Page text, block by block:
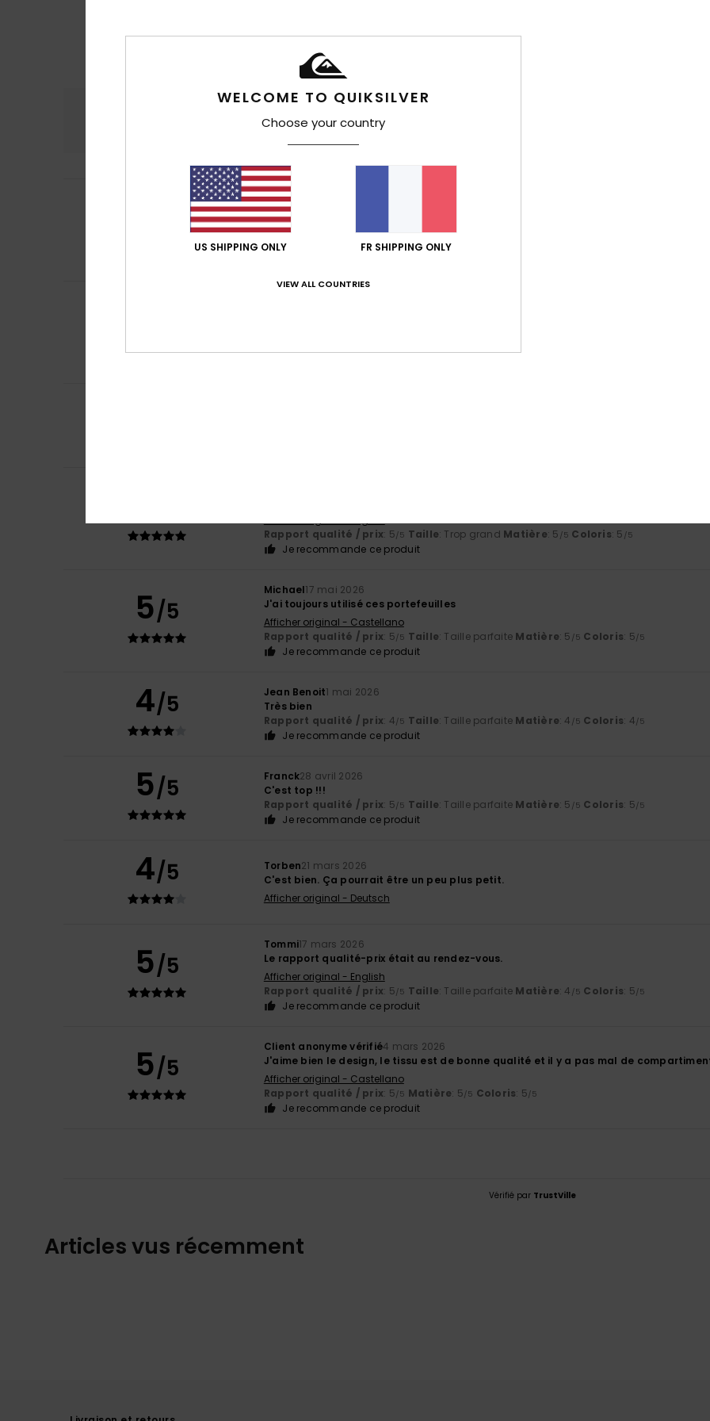
Confort
Rapport qualité / prix
Ana Piedad
Parce qu'elle est un peu petite
Afficher original - Castellano
Rapport qualité / prix: 3/5 Taille: Taille parfaite
Rapport qualité / prix: 5/5 Taille: Trop grand Matière: 5 /5 Coloris: 5 /5
Je recommande ce produit
5/5
Michael17 mai 2026
J'ai toujours utilisé ces portefeuilles
Afficher original - Castellano
Rapport qualité / prix: 5/5 Taille: Taille parfaite Matière: 5 /5 Coloris: 5/5
Je recommande ce produit
4/5 Jean Benoit1 mai 2026
Très bien
Rapport qualité / prix: 4/5 Taille: Taille parfaite Matière: 4 /5 Coloris: 4/5
Je recommande ce produit
5/5 Franck28 avril 2026
C'est top !!!
Rapport qualité / prix: 5/5 Taille: Taille parfaite Matière: 5 /5 Coloris: 5/5
Je recommande ce produit
4/5 Torben21 mars 2026
C'est bien. Ça pourrait être un peu plus petit.
Afficher original - Deutsch
5/5
Tommi17 mars 2026
Le rapport qualité-prix était au rendez-vous.
Afficher original - English
Rapport qualité / prix: 5/5 Taille: Taille parfaite Matière: 4 /5 Coloris: 5/5
Je recommande ce produit
5/5
Client anonyme vérifié4 mars 2026
J'aime bien le design, le tissu est de bonne qualité et il y a pas mal de
Afficher original - Castellano
Rapport qualité / prix: 5/5 Matière: 5/5 Coloris: 5/5
Je recommande ce produit
Vérifié par TrustVille
Articles vus récemment
WELCOME TO QUIKSILVER
Choose your country
US SHIPPING ONLY FR SHIPPING ONLY
VIEW ALL COUNTRIES